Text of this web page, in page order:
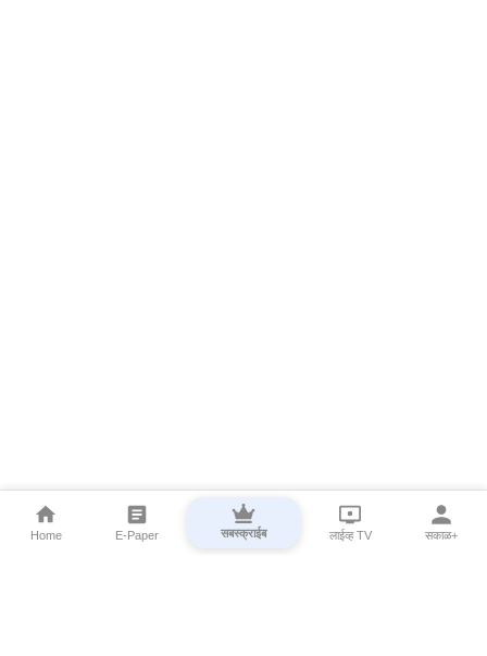
Home E-Paper सबस्क्राईब लाईव्ह TV सकाळ+